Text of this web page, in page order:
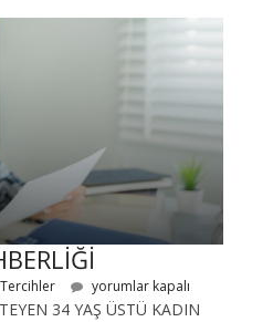
yorumlar kapalı
34 YAŞ ÜSTÜ KADIN